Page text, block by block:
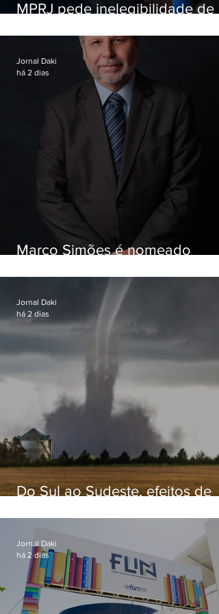
MPRJ pede inelegibilidade de
Marco Simões é nomeado
Jornal Daki
há 2 dias
Do Sul ao Sudeste, efeitos de
apreensão na população
Jornal Daki
há 2 dias
Jornal Daki
há 2 dias